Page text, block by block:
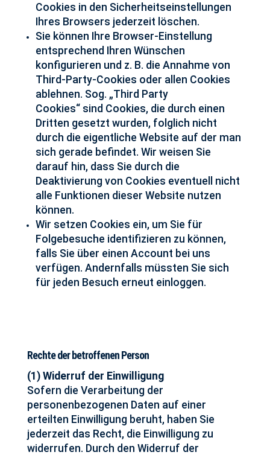
Cookies in den Sicherheitseinstellungen
Ihres Browsers jederzeit löschen.
Sie können Ihre Browser-Einstellung
entsprechend Ihren Wünschen
konfigurieren und z. B. die Annahme von
Third-Party-Cookies oder allen Cookies
ablehnen. Sog. „Third Party
Cookies“ sind Cookies, die durch einen
Dritten gesetzt wurden, folglich nicht
durch die eigentliche Website auf der man
sich gerade befindet. Wir weisen Sie
darauf hin, dass Sie durch die
Deaktivierung von Cookies eventuell nicht
alle Funktionen dieser Website nutzen
können.
Wir setzen Cookies ein, um Sie für
Folgebesuche identifizieren zu können,
falls Sie über einen Account bei uns
verfügen. Andernfalls müssten Sie sich
für jeden Besuch erneut einloggen.
Rechte der betroffenen Person
(1) Widerruf der Einwilligung
Sofern die Verarbeitung der
personenbezogenen Daten auf einer
erteilten Einwilligung beruht, haben Sie
jederzeit das Recht, die Einwilligung zu
widerrufen. Durch den Widerruf der